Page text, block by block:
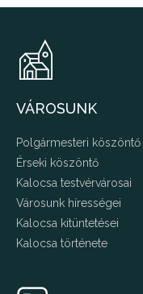
VÁROSUNK
Polgármesteri köszöntő
Érseki köszöntő
Kalocsa testvérvárosai
Városunk hírességei
Kalocsa kitüntetései
Kalocsa története